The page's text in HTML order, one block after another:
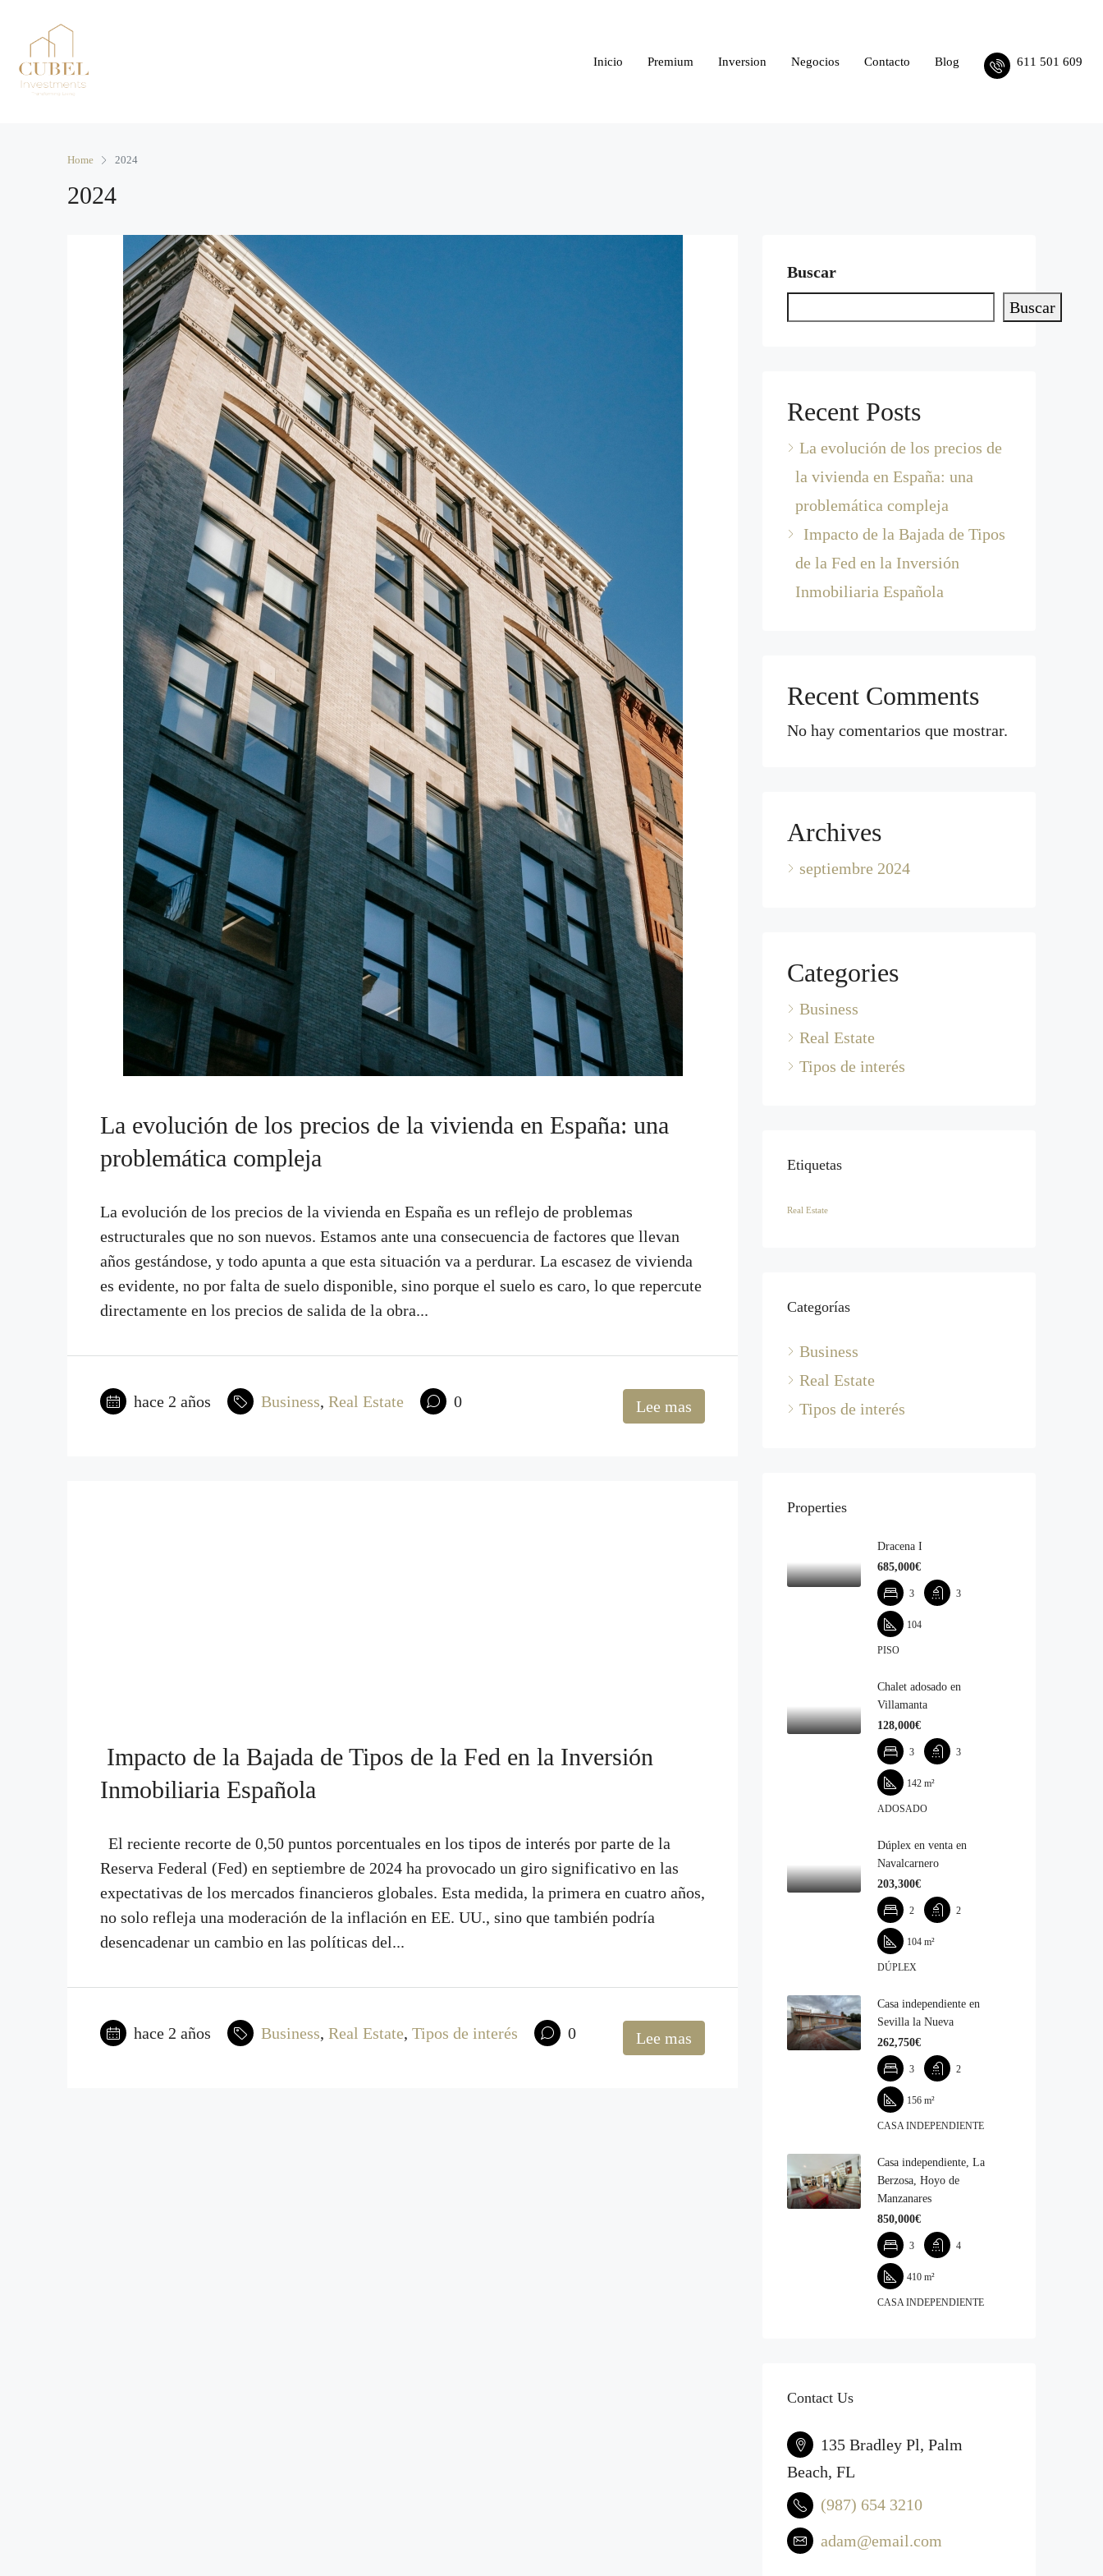
Inicio Premium Inversion Negocios Contacto Blog 611 501 609
Home 2024
2024
La evolución de los precios de la vivienda en España: una
problemática compleja
La evolución de los precios de la vivienda en España es un reflejo de problemas
estructurales que no son nuevos. Estamos ante una consecuencia de factores que llevan
años gestándose, y todo apunta a que esta situación va a perdurar. La escasez de vivienda
es evidente, no por falta de suelo disponible, sino porque el suelo es caro, lo que repercute
directamente en los precios de salida de la obra...
hace 2 años Business, Real Estate 0 Lee mas
Lee mas
Buscar
Buscar
Recent Posts
La evolución de los precios de
la vivienda en España: una
problemática compleja
Impacto de la Bajada de Tipos
de la Fed en la Inversión
Inmobiliaria Española
Recent Comments
No hay comentarios que mostrar.
Archives
septiembre 2024
Categories
Business
Real Estate
Tipos de interés
Etiquetas
Real Estate
Categorías
Business
Real Estate
Tipos de interés
Properties
Dracena I
685,000€‎
3 3
104
PISO
Chalet adosado en
Villamanta
128,000€‎
3 3
142 m²
ADOSADO
Dúplex en venta en
Navalcarnero
203,300€‎
2 2
104 m²
DÚPLEX
Casa independiente en
Sevilla la Nueva
262,750€‎
3 2
156 m²
CASA INDEPENDIENTE
Casa independiente, La
Berzosa, Hoyo de
Manzanares
850,000€‎
3 4
410 m²
CASA INDEPENDIENTE
Contact Us
135 Bradley Pl, Palm
Beach, FL
(987) 654 3210
adam@email.com